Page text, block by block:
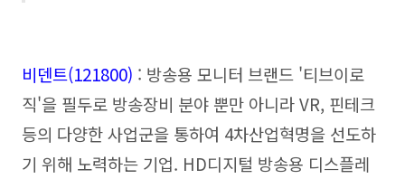
비덴트(121800) : 방송용 모니터 브랜드 '티브이로
직'을 필두로 방송장비 분야 뿐만 아니라 VR, 핀테크
등의 다양한 사업군을 통하여 4차산업혁명을 선도하
기 위해 노력하는 기업. HD디지털 방송용 디스플레